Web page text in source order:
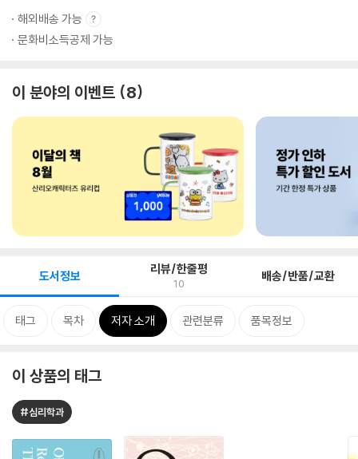
해외배송 가능
문화비소득공제 가능
이 분야의 이벤트 8
도서정보 리뷰/한줄평
10 배송/반품/교환
태그 목차 저자 소개 관련분류 품목정보
이 상품의 태그
#심리학과